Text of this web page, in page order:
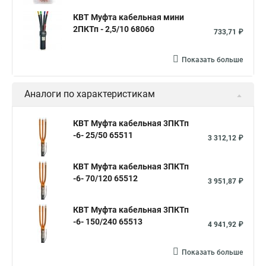
КВТ Муфта кабельная мини
2ПКТп - 2,5/10 68060
733,71 ₽
Показать больше
Аналоги по характеристикам
КВТ Муфта кабельная 3ПКТп
-6- 25/50 65511
3 312,12 ₽
КВТ Муфта кабельная 3ПКТп
-6- 70/120 65512
3 951,87 ₽
КВТ Муфта кабельная 3ПКТп
-6- 150/240 65513
4 941,92 ₽
Показать больше